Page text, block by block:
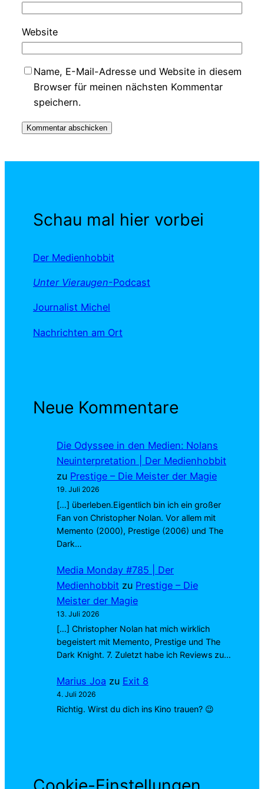
Website
Name, E-Mail-Adresse und Website in diesem
Browser für meinen nächsten Kommentar
speichern.
Schau mal hier vorbei
Der Medienhobbit
Unter Vieraugen-Podcast
Journalist Michel
Nachrichten am Ort
Neue Kommentare
Die Odyssee in den Medien: Nolans
Neuinterpretation | Der Medienhobbit
zu Prestige – Die Meister der Magie
19. Juli 2026
[…] überleben.Eigentlich bin ich ein großer
Fan von Christopher Nolan. Vor allem mit
Memento (2000), Prestige (2006) und The
Dark…
Media Monday #785 | Der
Medienhobbit zu Prestige – Die
Meister der Magie
13. Juli 2026
[…] Christopher Nolan hat mich wirklich
begeistert mit Memento, Prestige und The
Dark Knight. 7. Zuletzt habe ich Reviews zu…
Marius Joa zu Exit 8
4. Juli 2026
Richtig. Wirst du dich ins Kino trauen? 😉